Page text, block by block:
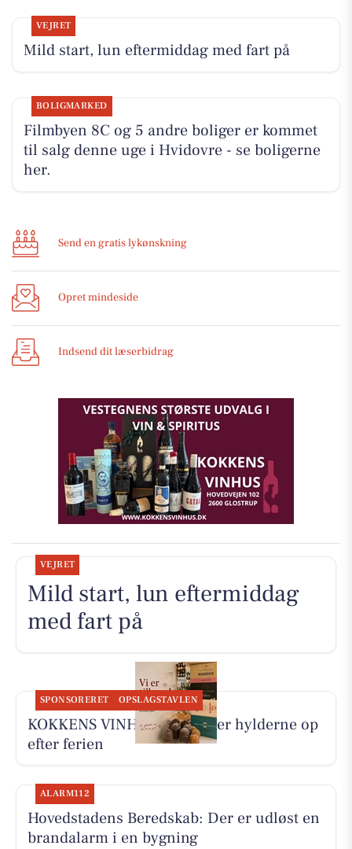
VEJRET
Mild start, lun eftermiddag med fart på
BOLIGMARKED
Filmbyen 8C og 5 andre boliger er kommet
til salg denne uge i Hvidovre - se boligerne
her.
Send en gratis lykønskning
Opret mindeside
Indsend dit læserbidrag
VEJRET
Mild start, lun eftermiddag
med fart på
SPONSORERET OPSLAGSTAVLEN
KOKKENS VINHUS ApS fylder hylderne op
efter ferien
ALARM112
Hovedstadens Beredskab: Der er udløst en
brandalarm i en bygning